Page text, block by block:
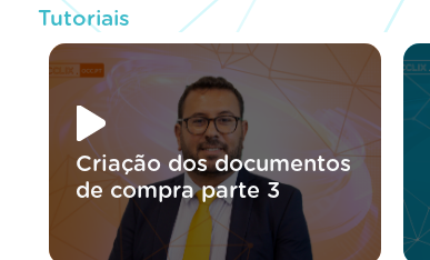
Tutoriais
Criação dos documentos
de compra parte 3